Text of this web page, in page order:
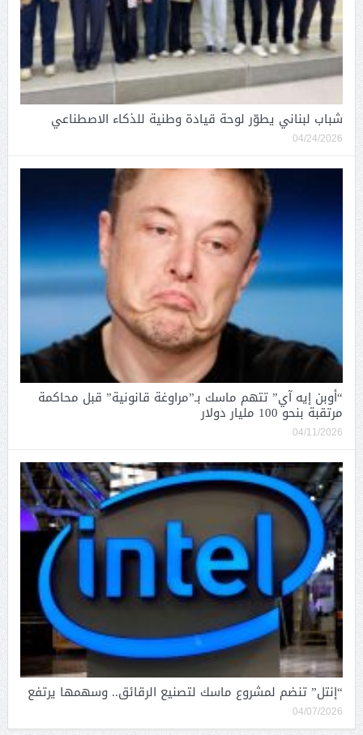
شباب لبناني يطوّر لوحة قيادة وطنية للذكاء الاصطناعي
04/24/2026
“أوبن إيه آي” تتهم ماسك بـ”مراوغة قانونية” قبل محاكمة
مرتقبة بنحو 100 مليار دولار
04/11/2026
“إنتل” تنضم لمشروع ماسك لتصنيع الرقائق.. وسهمها يرتفع
04/07/2026